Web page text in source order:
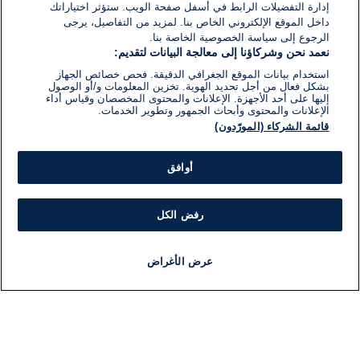
إدارة التفضيلات الرابط في أسفل صفحة الويب. ستؤثر اختياراتك
داخل الموقع الإلكتروني الخاص بنا. لمزيد من التفاصيل، يرجى
الرجوع إلى سياسة الخصوصية الخاصة بنا.
نعمد نحن وشركاؤنا إلى معالجة البيانات لتقديم:
استخدام بيانات الموقع الجغرافي الدقيقة. فحص خصائص الجهاز
بشكل فعال من أجل تحديد الهوية. تخزين المعلومات و/أو الوصول
إليها على أحد الأجهزة. الإعلانات والمحتوى المخصصان وقياس أداء
الإعلانات والمحتوى وأبحاث الجمهور وتطوير الخدمات.
قائمة الشركاء (المورّدون)
أوافق
رفض الكل
عرض الأغراض